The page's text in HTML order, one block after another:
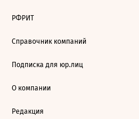
РФРИТ
Справочник компаний
Подписка для юр.лиц
О компании
Редакция